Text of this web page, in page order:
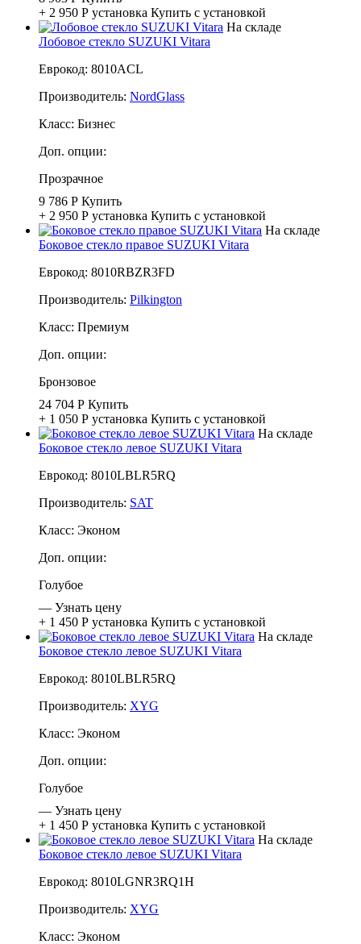
+ 2 950 Р установка Купить с установкой
На складе
Лобовое стекло SUZUKI Vitara
Еврокод: 8010ACL
Производитель: NordGlass
Класс: Бизнес
Доп. опции:
Прозрачное
9 786 Р Купить
+ 2 950 Р установка Купить с установкой
На складе
Боковое стекло правое SUZUKI Vitara
Еврокод: 8010RBZR3FD
Производитель: Pilkington
Класс: Премиум
Доп. опции:
Бронзовое
24 704 Р Купить
+ 1 050 Р установка Купить с установкой
На складе
Боковое стекло левое SUZUKI Vitara
Еврокод: 8010LBLR5RQ
Производитель: SAT
Класс: Эконом
Доп. опции:
Голубое
— Узнать цену
+ 1 450 Р установка Купить с установкой
На складе
Боковое стекло левое SUZUKI Vitara
Еврокод: 8010LBLR5RQ
Производитель: XYG
Класс: Эконом
Доп. опции:
Голубое
— Узнать цену
+ 1 450 Р установка Купить с установкой
На складе
Боковое стекло левое SUZUKI Vitara
Еврокод: 8010LGNR3RQ1H
Производитель: XYG
Класс: Эконом